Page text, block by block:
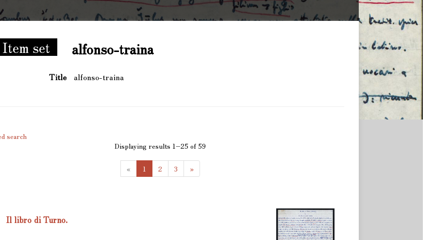
Item set alfonso-traina
Title alfonso-traina
search
Displaying results 1–25 of 59
« 1
c
2 3 »
Il libro di Turno.